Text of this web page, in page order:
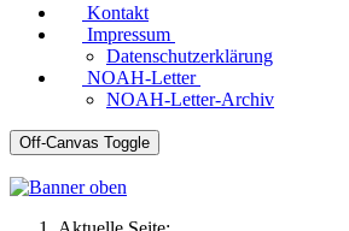
Kontakt
Impressum
Datenschutzerklärung
NOAH-Letter
NOAH-Letter-Archiv
Off-Canvas Toggle